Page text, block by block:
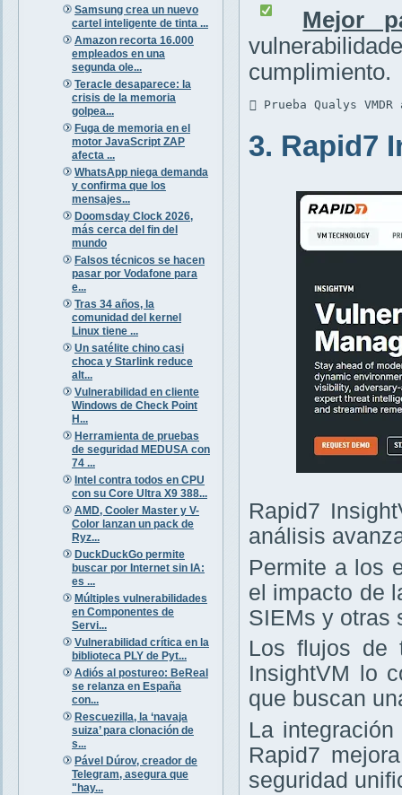
Samsung crea un nuevo
cartel inteligente de tinta ...
Amazon recorta 16.000
empleados en una
segunda ole...
Teracle desaparece: la
crisis de la memoria
golpea...
Fuga de memoria en el
motor JavaScript ZAP
afecta ...
WhatsApp niega demanda
y confirma que los
mensajes...
Doomsday Clock 2026,
más cerca del fin del
mundo
Falsos técnicos se hacen
pasar por Vodafone para
e...
Tras 34 años, la
comunidad del kernel
Linux tiene ...
Un satélite chino casi
choca y Starlink reduce
alt...
Vulnerabilidad en cliente
Windows de Check Point
H...
Herramienta de pruebas
de seguridad MEDUSA con
74 ...
Intel contra todos en CPU
con su Core Ultra X9 388...
AMD, Cooler Master y V-
Color lanzan un pack de
Ryz...
DuckDuckGo permite
buscar por Internet sin IA:
es ...
Múltiples vulnerabilidades
en Componentes de
Servi...
Vulnerabilidad crítica en la
biblioteca PLY de Pyt...
Adiós al postureo: BeReal
se relanza en España
con...
Rescuezilla, la ‘navaja
suiza’ para clonación de
s...
Pável Dúrov, creador de
Telegram, asegura que
"hay...
Mejor
cumplimiento.
 Prueba Qualys
3. Rapid7
Rapid7
análisis
Permite a los
el impacto de
SIEMs y otras
Los flujos de
InsightVM lo
que buscan
La
Rapid7
seguridad